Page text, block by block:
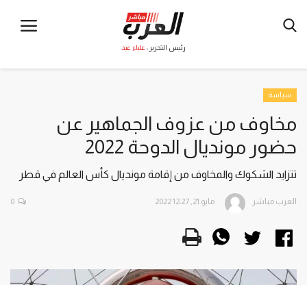
رئيس التحرير : علياء عيد
سياسة
مخاوف من عزوف الجماهير عن
حضور مونديال الدوحة 2022
تتزايد الشكوك والمخاوف من إقامة مونديال كأس العالم في قطر
العرب مباشر مايو 21, 2022 12:27 0